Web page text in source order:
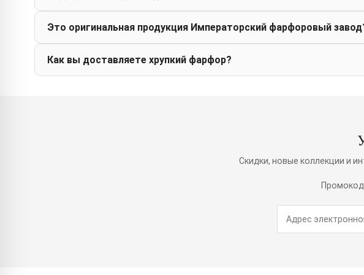
Это оригинальная продукция Императорский фарфоровый
Как вы доставляете хрупкий фарфор?
Скидки, новые коллекции и
Промокод